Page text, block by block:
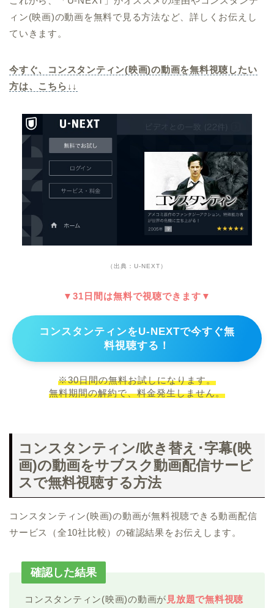
ィン(映画)の動画を無料で見る方法など、詳しくお伝えし
ていきます。
今すぐ、コンスタンティン(映画)の動画を無料視聴したい
方は、こちら↓↓
（出典：U-NEXT）
▼31日間は無料で視聴できます▼
コンスタンティンをU-NEXTで今すぐ無
料視聴する！
※30日間の無料お試しになります。
無料期間の解約で、料金発生しません。
コンスタンティン/吹き替え･字幕(映
画)の動画をサブスク動画配信サービ
スで無料視聴する方法
コンスタンティン(映画)の動画が無料視聴できる動画配信
サービス（全10社比較）の確認結果をお伝えします。
確認した結果
コンスタンティン(映画)の動画が 見放題で無料視聴